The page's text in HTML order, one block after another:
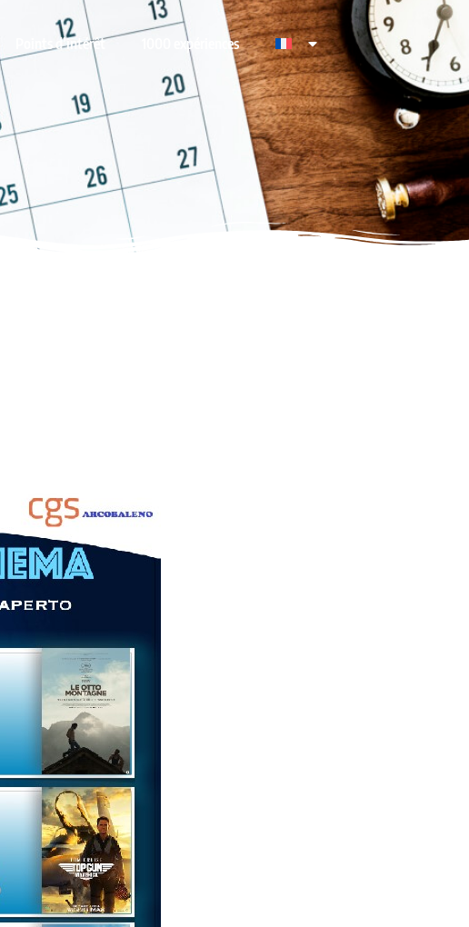
Points d’intérêt 1000 expériences